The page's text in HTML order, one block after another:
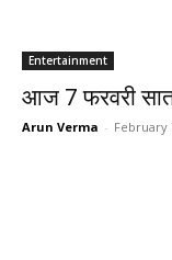
Entertainment
आज 7 फरवरी सात
Arun Verma - February